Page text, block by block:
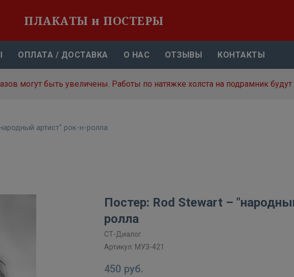
ПЛАКАТЫ и ПОСТЕРЫ
ОПЛАТА / ДОСТАВКА О НАС ОТЗЫВЫ КОНТАКТЫ
могут быть увеличены. Работы по натяжке холста на подрамник будут
артист" рок-н-ролла
Постер: Rod Stewart –
ролла
СТ-Диалог
Артикул: МУЗ-421
450 руб.